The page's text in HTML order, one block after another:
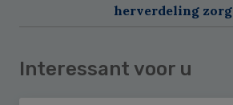
herverdeling zorg
Interessant voor u